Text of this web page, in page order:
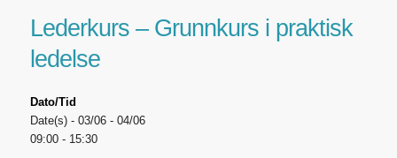
Lederkurs – Grunnkurs i praktisk
ledelse
Dato/Tid
Date(s) - 03/06 - 04/06
09:00 - 15:30